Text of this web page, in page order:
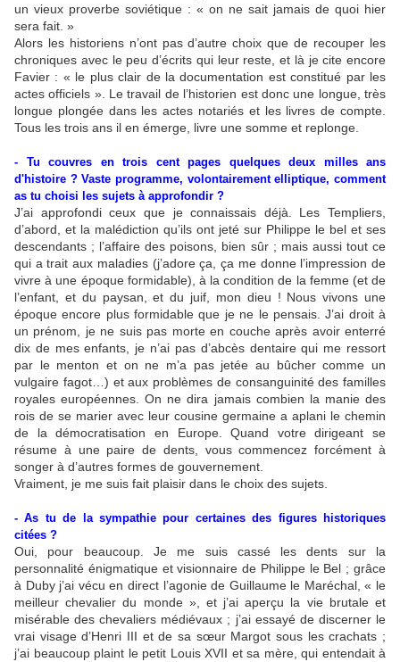
un vieux proverbe soviétique : « on ne sait jamais de quoi hier
sera fait. »
Alors les historiens n’ont pas d’autre choix que de recouper les
chroniques avec le peu d’écrits qui leur reste, et là je cite encore
Favier : « le plus clair de la documentation est constitué par les
actes officiels ». Le travail de l’historien est donc une longue, très
longue plongée dans les actes notariés et les livres de compte.
Tous les trois ans il en émerge, livre une somme et replonge.
- Tu couvres en trois cent pages quelques deux milles ans
d'histoire ? Vaste programme, volontairement elliptique, comment
as tu choisi les sujets à approfondir ?
J’ai approfondi ceux que je connaissais déjà. Les Templiers,
d’abord, et la malédiction qu’ils ont jeté sur Philippe le bel et ses
descendants ; l’affaire des poisons, bien sûr ; mais aussi tout ce
qui a trait aux maladies (j’adore ça, ça me donne l’impression de
vivre à une époque formidable), à la condition de la femme (et de
l’enfant, et du paysan, et du juif, mon dieu ! Nous vivons une
époque encore plus formidable que je ne le pensais. J’ai droit à
un prénom, je ne suis pas morte en couche après avoir enterré
dix de mes enfants, je n’ai pas d’abcès dentaire qui me ressort
par le menton et on ne m’a pas jetée au bûcher comme un
vulgaire fagot…) et aux problèmes de consanguinité des familles
royales européennes. On ne dira jamais combien la manie des
rois de se marier avec leur cousine germaine a aplani le chemin
de la démocratisation en Europe. Quand votre dirigeant se
résume à une paire de dents, vous commencez forcément à
songer à d’autres formes de gouvernement.
Vraiment, je me suis fait plaisir dans le choix des sujets.
- As tu de la sympathie pour certaines des figures historiques
citées ?
Oui, pour beaucoup. Je me suis cassé les dents sur la
personnalité énigmatique et visionnaire de Philippe le Bel ; grâce
à Duby j’ai vécu en direct l’agonie de Guillaume le Maréchal, « le
meilleur chevalier du monde », et j’ai aperçu la vie brutale et
misérable des chevaliers médiévaux ; j’ai essayé de discerner le
vrai visage d’Henri III et de sa sœur Margot sous les crachats ;
j’ai beaucoup plaint le petit Louis XVII et sa mère, qui entendait à